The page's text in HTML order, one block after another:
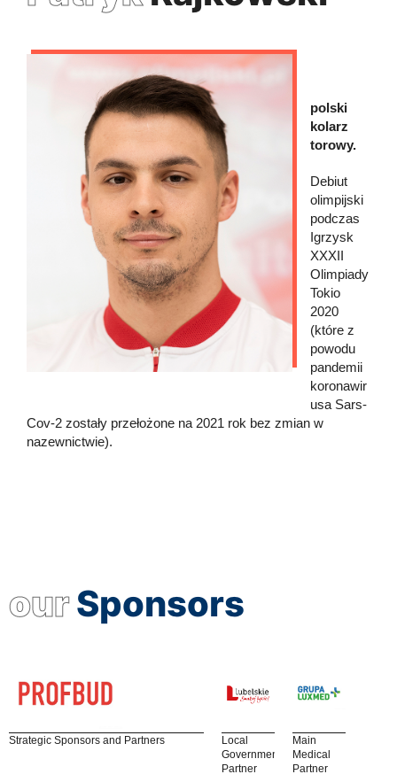
polski
kolarz
torowy.
Debiut
olimpijski
podczas
Igrzysk
XXXII
Olimpiady
Tokio
2020
(które z
powodu
pandemii
koronawir
usa Sars-
Cov-2 zostały przełożone na 2021 rok bez zmian w
nazewnictwie).
ourSponsors
Strategic Sponsors and Partners
Local
Government
Partner
Main
Medical
Partner